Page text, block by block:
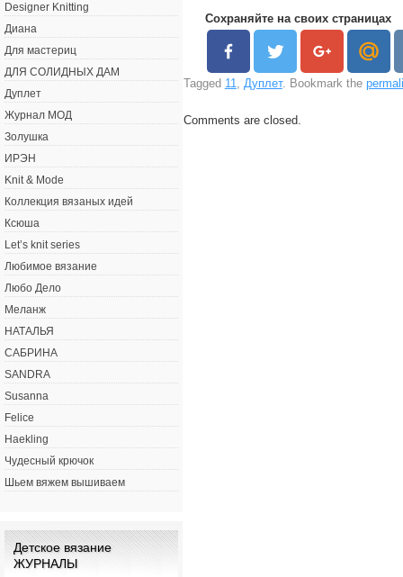
Сохраняйте на своих страницах
Tagged 11 Дуплет. Bookmark the
Comments are closed.
Designer Knitting
Диана
Для мастериц
ДЛЯ СОЛИДНЫХ ДАМ
Дуплет
Журнал МОД
Золушка
ИРЭН
Knit & Mode
Коллекция вязаных идей
Ксюша
Let’s knit series
Любимое вязание
Любо Дело
Меланж
НАТАЛЬЯ
САБРИНА
SANDRA
Susanna
Felice
Haekling
Чудесный крючок
Шьем вяжем вышиваем
Детское вязание
ЖУРНАЛЫ